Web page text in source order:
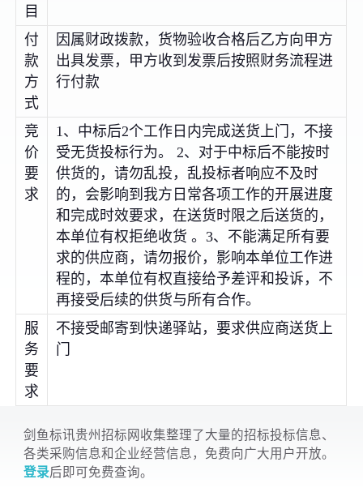
目
付
款
方
式
因属财政拨款，货物验收合格后乙方向甲方
出具发票，甲方收到发票后按照财务流程进
行付款
竞
价
要
求
1、中标后2个工作日内完成送货上门，不接
受无货投标行为。 2、对于中标后不能按时
供货的，请勿乱投，乱投标者响应不及时
的，会影响到我方日常各项工作的开展进度
和完成时效要求，在送货时限之后送货的，
本单位有权拒绝收货 。3、不能满足所有要
求的供应商，请勿报价，影响本单位工作进
程的，本单位有权直接给予差评和投诉，不
再接受后续的供货与所有合作。
服
务
要
求
不接受邮寄到快递驿站，要求供应商送货上
门
剑鱼标讯贵州招标网收集整理了大量的招标投标信息、
各类采购信息和企业经营信息，免费向广大用户开放。
登录后即可免费查询。